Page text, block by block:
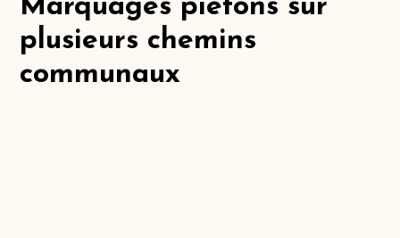
Marquages piétons sur
plusieurs chemins
communaux